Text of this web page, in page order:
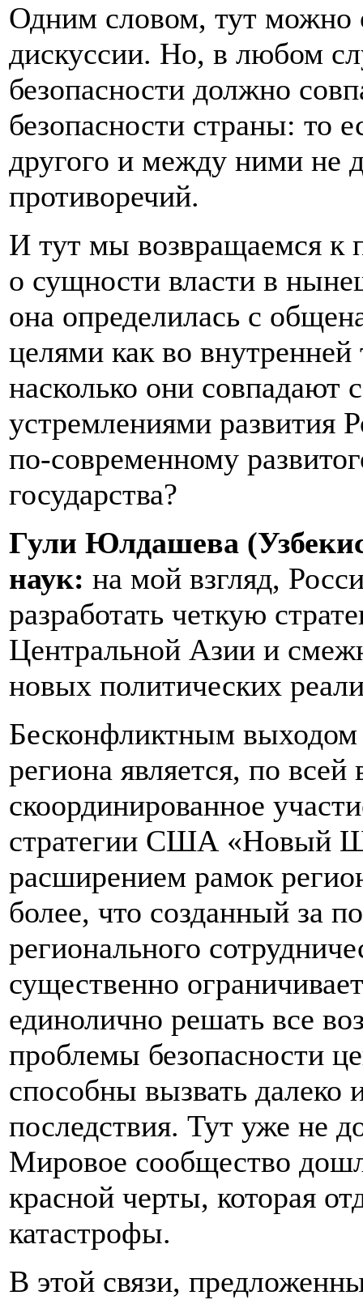
Одним словом, тут можно
дискуссии. Но, в любом
безопасности должно
безопасности страны: то
другого и между ними не
противоречий.
И тут мы возвращаемся к
о сущности власти в
она определилась с
целями как во
насколько они совпадают
устремлениями развития
по-современному
государства?
Гули Юлдашева
наук: на мой взгляд,
разработать четкую
Центральной Азии и
новых политических
Бесконфликтным выходом
региона является, по
скоординированное
стратегии США «Новый
расширением рамок
более, что созданный за
регионального
существенно
единолично решать все
проблемы безопасности
способны вызвать далеко
последствия. Тут уже не
Мировое сообщество
красной черты, которая
катастрофы.
В этой связи,